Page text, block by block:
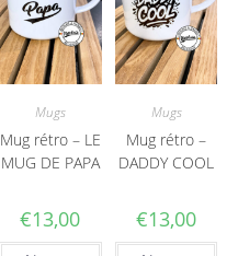
Mugs
Mug rétro – LE
MUG DE PAPA
€13,00
Mugs
Mug rétro –
DADDY COOL
€13,00